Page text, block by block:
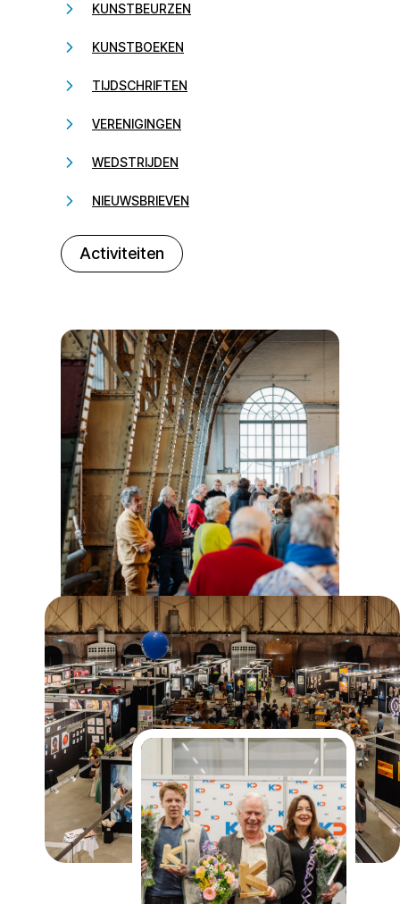
KUNSTBEURZEN
KUNSTBOEKEN
TIJDSCHRIFTEN
VERENIGINGEN
WEDSTRIJDEN
NIEUWSBRIEVEN
Activiteiten
232323